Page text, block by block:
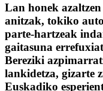
Lan honek
anitzak, tokiko
parte-hartzeak
gaitasuna
Bereziki
lankidetza, gizarte
Euskadiko